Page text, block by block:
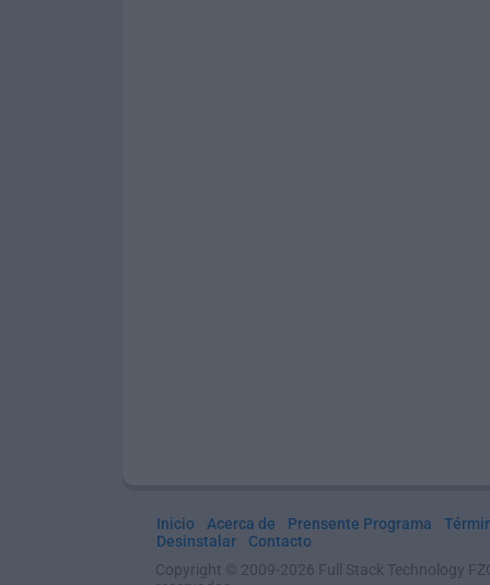
Inicio Acerca de Prensente Programa
Desinstalar
Contacto
Copyright © 2009-2026 Full Stack Technology